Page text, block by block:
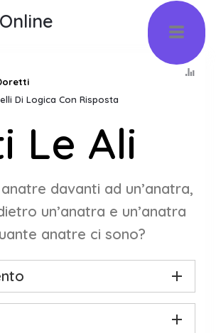
Di Logica Con Risposta
Le Ali
davanti ad un’anatra,
un’anatra e un’anatra
anatre ci sono?